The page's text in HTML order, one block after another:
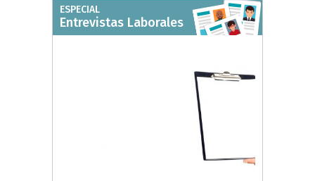
ESPECIAL
Entrevistas Laborales